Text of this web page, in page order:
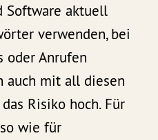
Software aktuell
verwenden, bei
oder Anrufen
auch mit all diesen
Risiko hoch. Für
wie für